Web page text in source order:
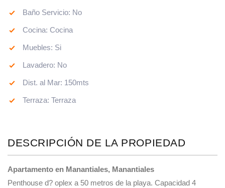
Baño Servicio: No
Cocina: Cocina
Muebles: Si
Lavadero: No
Dist. al Mar: 150mts
Terraza: Terraza
DESCRIPCIÓN DE LA PROPIEDAD
Apartamento en Manantiales, Manantiales
Penthouse d? oplex a 50 metros de la playa. Capacidad 4